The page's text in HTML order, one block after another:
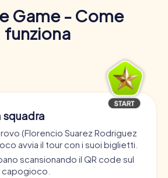
Game - Come
funziona
squadra
(Florencio Suarez Rodriguez
avvia il tour con i suoi biglietti.
scansionando il QR code sul